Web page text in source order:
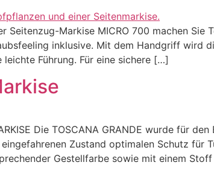
Seitenzug-Markise MICRO 700 machen
inklusive. Mit dem Handgriff wird
Führung. Für eine sichere […]
Die TOSCANA GRANDE wurde für
Zustand optimalen Schutz für
Gestellfarbe sowie mit einem